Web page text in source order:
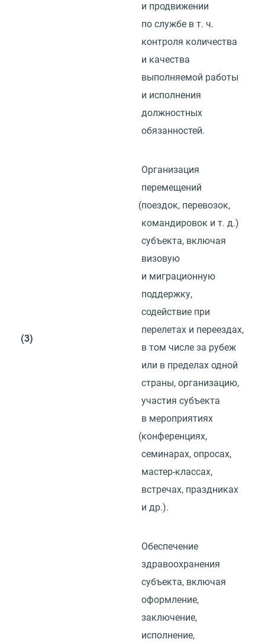
и продвижении
по службе в т. ч.
контроля количества
и качества
выполняемой работы
и исполнения
должностных
обязанностей.
(3)
Организация
перемещений
(поездок, перевозок,
командировок и т. д.)
субъекта, включая
визовую
и миграционную
поддержку,
содействие при
перелетах и переездах,
в том числе за рубеж
или в пределах одной
страны, организацию,
участия субъекта
в мероприятиях
(конференциях,
семинарах, опросах,
мастер-классах,
встречах, праздниках
и др.).
Обеспечение
здравоохранения
субъекта, включая
оформление,
заключение,
исполнение,